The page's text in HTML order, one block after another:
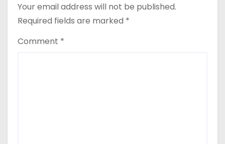
o
Your email address will not be published.
Required fields are marked *
Comment *